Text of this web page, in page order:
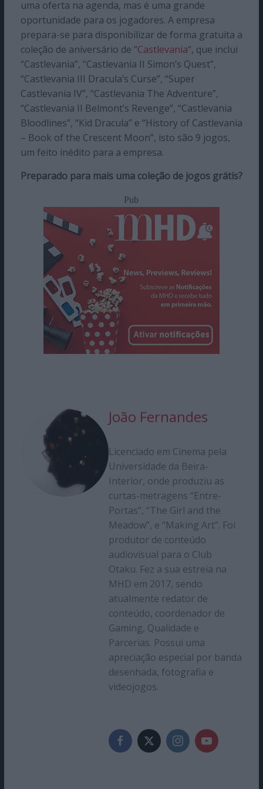
uma oferta na agenda, mas é uma grande
oportunidade para os jogadores. A empresa
prepara-se para disponibilizar de forma gratuita a
coleção de aniversário de “Castlevania“, que inclui
“Castlevania”, “Castlevania II Simon’s Quest”,
“Castlevania III Dracula’s Curse”, “Super
Castlevania IV”, “Castlevania The Adventure”,
“Castlevania II Belmont’s Revenge”, “Castlevania
Bloodlines”, “Kid Dracula” e “History of Castlevania
– Book of the Crescent Moon”, isto são 9 jogos,
um feito inédito para a empresa.
Preparado para mais uma coleção de jogos grátis?
Pub
João Fernandes
Licenciado em Cinema pela
Universidade da Beira-
Interior, onde produziu as
curtas-metragens “Entre-
Portas”, “The Girl and the
Meadow”, e “Making Art”. Foi
produtor de conteúdo
audiovisual para o Club
Otaku. Fez a sua estreia na
MHD em 2017, sendo
atualmente redator de
conteúdo, coordenador de
Gaming, Qualidade e
Parcerias. Possui uma
apreciação especial por banda
desenhada, fotografia e
videojogos.